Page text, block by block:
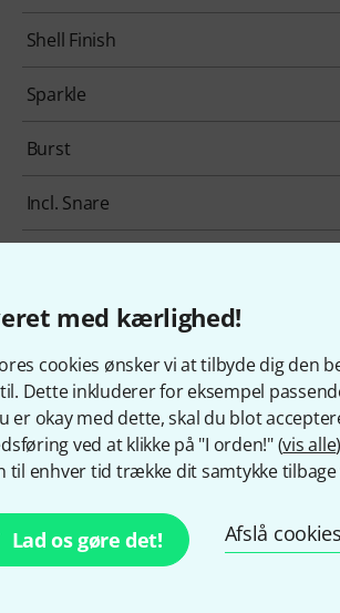
med kærlighed!
cookies ønsker vi at tilbyde dig den
Dette inkluderer for eksempel
er okay med dette, skal du blot
ved at klikke på "I orden!" (vis alle
til enhver tid trække dit samtykke
Lad os gøre det! Afslå cookies
Shell Finish
Sparkle
Burst
Incl. Snare
+1
Sammensæt din egen pakke
Fra 5.399 kr OP TIL 3% RABAT